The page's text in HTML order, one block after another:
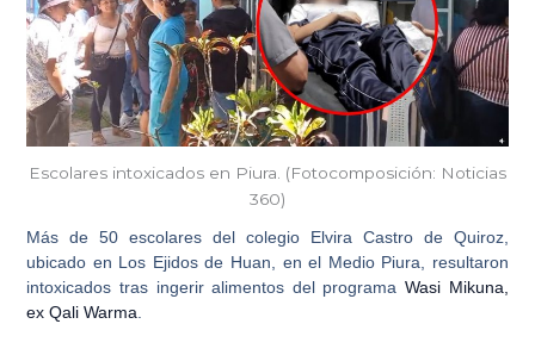
Escolares intoxicados en Piura. (Fotocomposición: Noticias
360)
Más de 50 escolares del colegio Elvira Castro de Quiroz,
ubicado en Los Ejidos de Huan, en el Medio Piura, resultaron
intoxicados tras ingerir alimentos del programaWasi Mikuna,
ex Qali Warma